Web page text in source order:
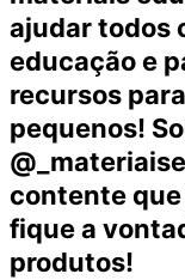
ajudar todos
educação e
recursos
pequenos!
contente
fique a
produtos!